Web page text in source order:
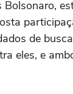
Bolsonaro,
de
eles, e